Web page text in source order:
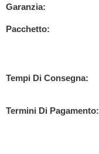
Garanzia:
Pacchetto:
Tempi Di Consegna:
Termini Di Pagamento: